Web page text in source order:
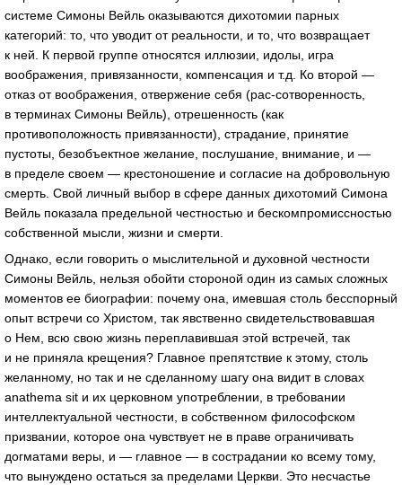
системе Симоны Вейль оказываются дихотомии парных
категорий: то, что уводит от реальности, и то, что возвращает
к ней. К первой группе относятся иллюзии, идолы, игра
воображения, привязанности, компенсация и т.д. Ко второй —
отказ от воображения, отвержение себя (рас-сотворенность,
в терминах Симоны Вейль), отрешенность (как
противоположность привязанности), страдание, принятие
пустоты, безобъектное желание, послушание, внимание, и —
в пределе своем — крестоношение и согласие на добровольную
смерть. Свой личный выбор в сфере данных дихотомий Симона
Вейль показала предельной честностью и бескомпромиссностью
собственной мысли, жизни и смерти.
Однако, если говорить о мыслительной и духовной честности
Симоны Вейль, нельзя обойти стороной один из самых сложных
моментов ее биографии: почему она, имевшая столь бесспорный
опыт встречи со Христом, так явственно свидетельствовавшая
о Нем, всю свою жизнь переплавившая этой встречей, так
и не приняла крещения? Главное препятствие к этому, столь
желанному, но так и не сделанному шагу она видит в словах
anathema sit и их церковном употреблении, в требовании
интеллектуальной честности, в собственном философском
призвании, которое она чувствует не в праве ограничивать
догматами веры, и — главное — в сострадании ко всему тому,
что вынуждено остаться за пределами Церкви. Это несчастье